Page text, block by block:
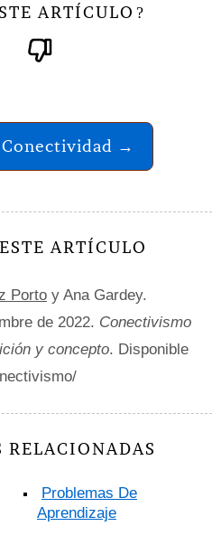
ARTÍCULO ?
→
ARTÍCULO
Porto y Ana Gardey.
de 2022. Conectivismo
y concepto. Disponible
Problemas De
Aprendizaje